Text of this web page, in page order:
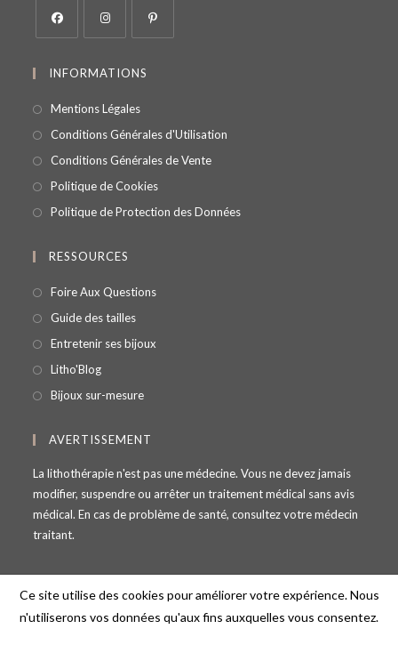
INFORMATIONS
Mentions Légales
Conditions Générales d'Utilisation
Conditions Générales de Vente
Politique de Cookies
Politique de Protection des Données
RESSOURCES
Foire Aux Questions
Guide des tailles
Entretenir ses bijoux
Litho'Blog
Bijoux sur-mesure
AVERTISSEMENT
La lithothérapie n'est pas une médecine. Vous ne devez jamais
modifier, suspendre ou arrêter un traitement médical sans avis
médical. En cas de problème de santé, consultez votre médecin
traitant.
Ce site utilise des cookies pour améliorer votre expérience. Nous
n'utiliserons vos données qu'aux fins auxquelles vous consentez.